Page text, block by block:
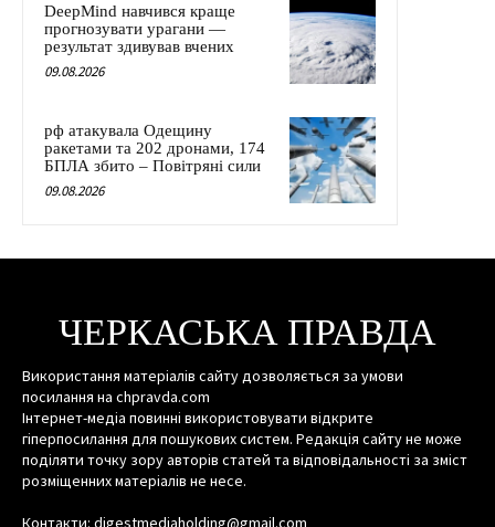
DeepMind навчився краще
прогнозувати урагани —
результат здивував вчених
09.08.2026
рф атакувала Одещину
ракетами та 202 дронами, 174
БПЛА збито – Повітряні сили
09.08.2026
ЧЕРКАСЬКА ПРАВДА
Використання матеріалів сайту дозволяється за умови
посилання на chpravda.com
Інтернет-медіа повинні використовувати відкрите
гіперпосилання для пошукових систем. Редакція сайту не може
поділяти точку зору авторів статей та відповідальності за зміст
розміщенних матеріалів не несе.
Контакти: digestmediaholding@gmail.com